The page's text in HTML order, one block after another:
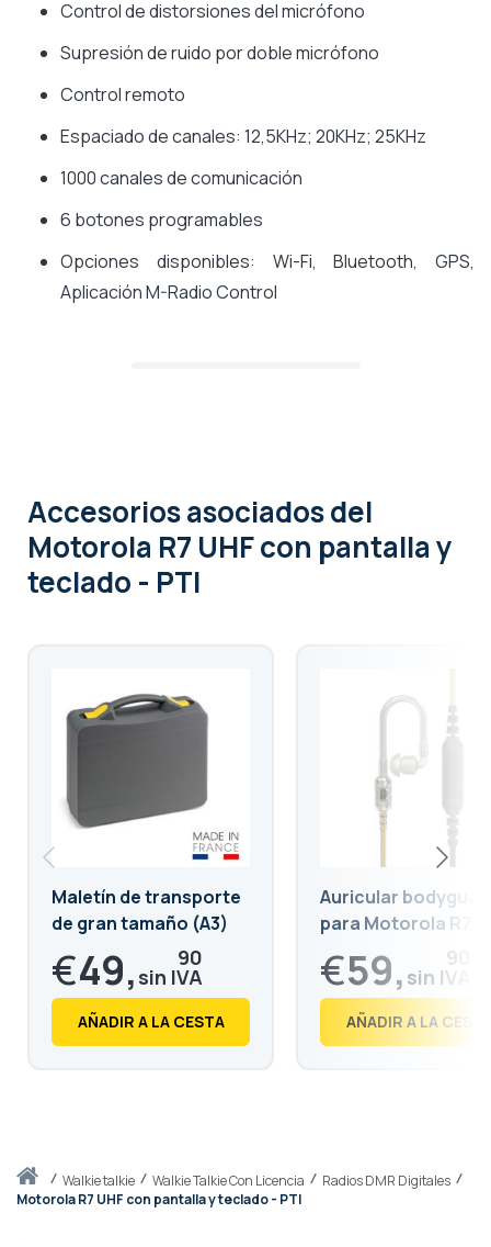
Inicio walkie talkie Walkie Talkie Con Licencia
Radios DMR Digitales
Motorola R7 UHF con pantalla y teclado - PTI
Control de distorsiones del micrófono
Supresión de ruido por doble micrófono
Control remoto
Espaciado de canales: 12,5KHz; 20KHz; 25KHz
1000 canales de comunicación
6 botones programables
Opciones disponibles: Wi-Fi, Bluetooth, GPS,
Aplicación M-Radio Control
Accesorios asociadosdel
Motorola R7 UHF con pantalla y
teclado - PTI
Maletín de transporte
de gran tamaño (A3)
€49, 90
€ 60,
AÑADIR A LA CESTA
Auricular
para Motorola R7
€59, 90
€ 72,
AÑADIR A LA